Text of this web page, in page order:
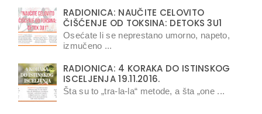
RADIONICA: NAUČITE CELOVITO
ČIŠĆENJE OD TOKSINA: DETOKS 3U1
Osećate li se neprestano umorno, napeto,
izmučeno ...
RADIONICA: 4 KORAKA DO ISTINSKOG
ISCELJENJA 19.11.2016.
Šta su to „tra-la-la“ metode, a šta „one ...